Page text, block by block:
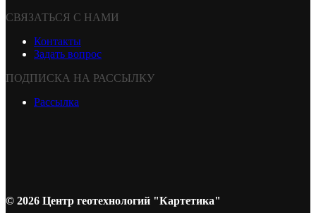
СВЯЗАТЬСЯ С НАМИ
Контакты
Задать вопрос
ПОДПИСКА НА РАССЫЛКУ
Рассылка
© 2026 Центр геотехнологий "Картетика"